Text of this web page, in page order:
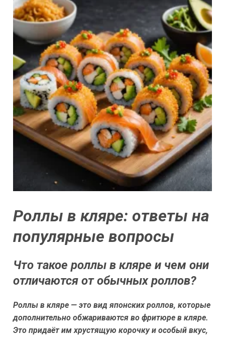
Роллы в кляре: ответы на
популярные вопросы
Что такое роллы в кляре и чем они
отличаются от обычных роллов?
Роллы в кляре — это вид японских роллов, которые
дополнительно обжариваются во фритюре в кляре.
Это придаёт им хрустящую корочку и особый вкус,